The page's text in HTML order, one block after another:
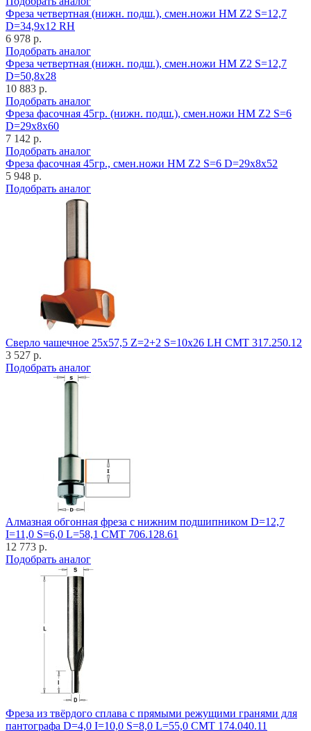
Фреза четвертная (нижн. подш.), смен.ножи HM Z2 S=12,7
D=34,9x12 RH
6 978 р.
Подобрать аналог
Фреза четвертная (нижн. подш.), смен.ножи HM Z2 S=12,7
D=50,8x28
10 883 р.
Подобрать аналог
Фреза фасочная 45гр. (нижн. подш.), смен.ножи HM Z2 S=6
D=29x8x60
7 142 р.
Подобрать аналог
Фреза фасочная 45гр., смен.ножи HM Z2 S=6 D=29x8x52
5 948 р.
Подобрать аналог
Cверло чашечное 25x57,5 Z=2+2 S=10x26 LH CMT 317.250.12
3 527 р.
Подобрать аналог
Алмазная обгонная фреза с нижним подшипником D=12,7
I=11,0 S=6,0 L=58,1 CMT 706.128.61
12 773 р.
Подобрать аналог
Фреза из твёрдого сплава с прямыми режущими гранями для
пантографа D=4,0 I=10,0 S=8,0 L=55,0 CMT 174.040.11